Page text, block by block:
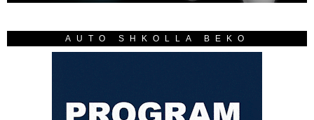
AUTO SHKOLLA BEKO